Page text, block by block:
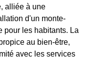
alliée à une
d'un monte-
pour les habitants. La
au bien-être,
avec les services